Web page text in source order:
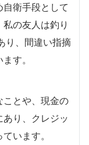
衛手段として
の友人は釣り
り、間違い指摘
す。
ことや、現金の
り、クレジッ
います。